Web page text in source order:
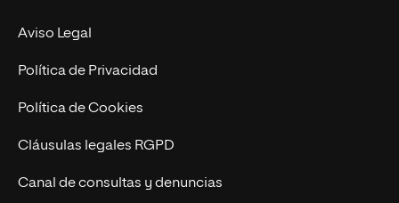
Experto Universitario
Postgrados
Cursos Universitarios
Nuestro Equipo
Trabaja en UNIR
Actualidad
UNIR Revista
Eventos
Aviso Legal
Política de Privacidad
Política de Cookies
Cláusulas legales RGPD
Canal de consultas y denuncias